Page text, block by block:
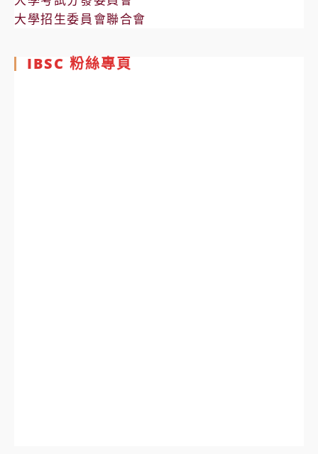
大學招生委員會聯合會
IBSC 粉絲專頁